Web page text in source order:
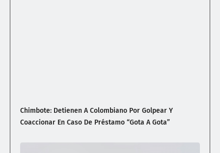
Chimbote: Detienen A Colombiano Por Golpear Y
Coaccionar En Caso De Préstamo “gota A Gota”